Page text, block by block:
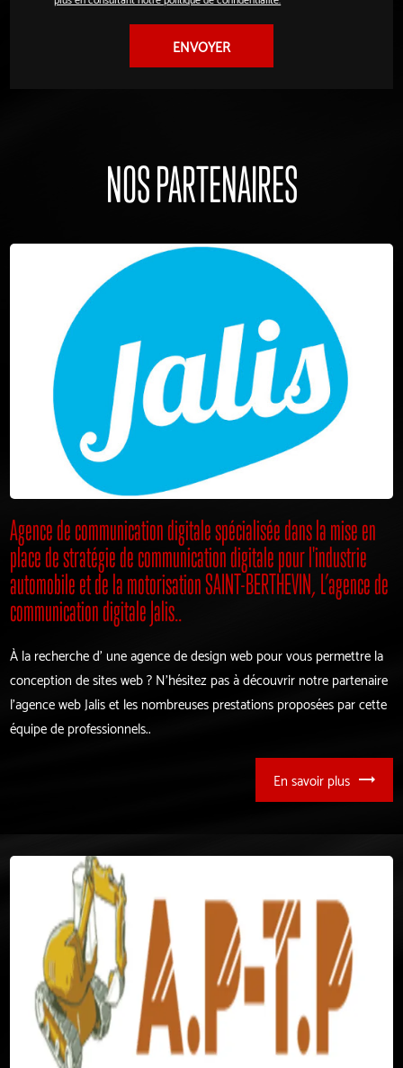
NOS PARTENAIRES
Agence de communication digitale spécialisée dans la mise en
place de stratégie de communication digitale pour l'industrie
automobile et de la motorisation SAINT-BERTHEVIN, L’agence de
communication digitale Jalis..
À la recherche d’ une agence de design web pour vous permettre la
conception de sites web ? N’hésitez pas à découvrir notre partenaire
l'agence web Jalis et les nombreuses prestations proposées par cette
équipe de professionnels..
En savoir plus